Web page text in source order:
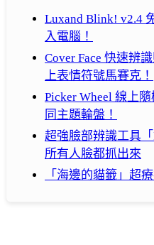
Luxand Blink! v2.4
入電腦！
Cover Face 快速辨
上表情符號馬賽克！
Picker Wheel 線上
同主題輪盤！
超強臉部辨識工具
所有人臉都抓出來
「海邊的貓籤」超